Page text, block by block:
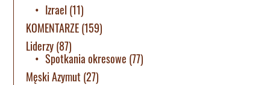
Izrael (11)
KOMENTARZE(159)
Liderzy(87)
Spotkania okresowe (77)
Męski Azymut (27)